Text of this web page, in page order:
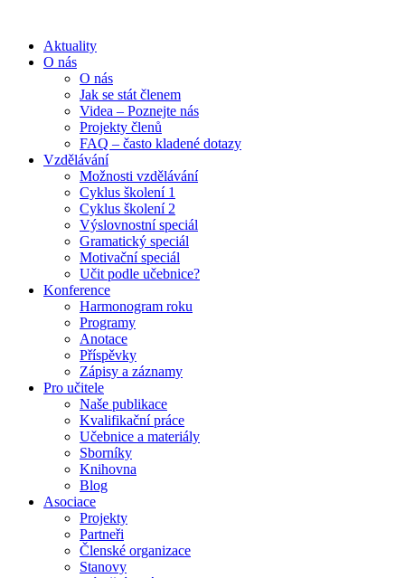
Aktuality
O nás
O nás
Jak se stát členem
Videa – Poznejte nás
Projekty členů
FAQ – často kladené dotazy
Vzdělávání
Možnosti vzdělávání
Cyklus školení 1
Cyklus školení 2
Výslovnostní speciál
Gramatický speciál
Motivační speciál
Učit podle učebnice?
Konference
Harmonogram roku
Programy
Anotace
Příspěvky
Zápisy a záznamy
Pro učitele
Naše publikace
Kvalifikační práce
Učebnice a materiály
Sborníky
Knihovna
Blog
Asociace
Projekty
Partneři
Členské organizace
Stanovy